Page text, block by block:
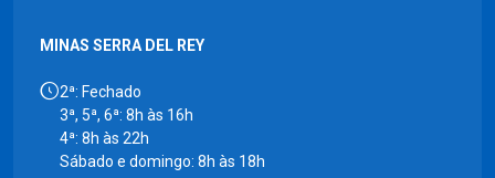
MINAS SERRA DEL REY
2ª: Fechado
3ª, 5ª, 6ª: 8h às 16h
4ª: 8h às 22h
Sábado e domingo: 8h às 18h